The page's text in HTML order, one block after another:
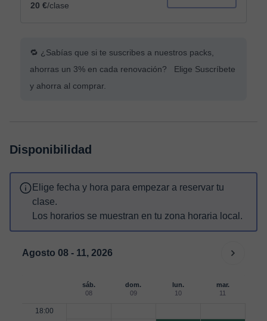
20 €/clase
🔁 ¿Sabías que si te suscribes a nuestros packs,
ahorras un 3% en cada renovación? Elige Suscríbete
y ahorra al comprar.
Disponibilidad
Elige fecha y hora para empezar a reservar tu
clase.
Los horarios se muestran en tu zona horaria local.
Agosto 08 - 11, 2026
sáb.
08
dom.
09
lun.
10
mar.
11
18:00